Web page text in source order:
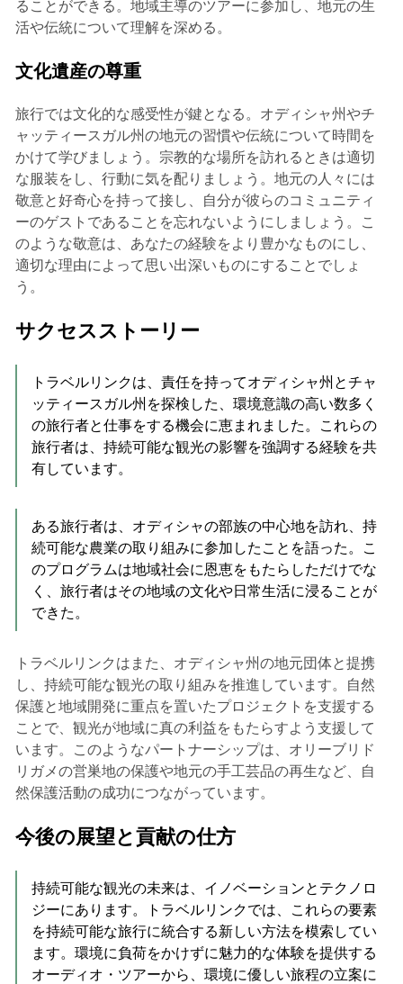
ることができる。地域主導のツアーに参加し、地元の生
活や伝統について理解を深める。
文化遺産の尊重
旅行では文化的な感受性が鍵となる。オディシャ州やチ
ャッティースガル州の地元の習慣や伝統について時間を
かけて学びましょう。宗教的な場所を訪れるときは適切
な服装をし、行動に気を配りましょう。地元の人々には
敬意と好奇心を持って接し、自分が彼らのコミュニティ
ーのゲストであることを忘れないようにしましょう。こ
のような敬意は、あなたの経験をより豊かなものにし、
適切な理由によって思い出深いものにすることでしょ
う。
サクセスストーリー
トラベルリンクは、責任を持ってオディシャ州とチャ
ッティースガル州を探検した、環境意識の高い数多く
の旅行者と仕事をする機会に恵まれました。これらの
旅行者は、持続可能な観光の影響を強調する経験を共
有しています。
ある旅行者は、オディシャの部族の中心地を訪れ、持
続可能な農業の取り組みに参加したことを語った。こ
のプログラムは地域社会に恩恵をもたらしただけでな
く、旅行者はその地域の文化や日常生活に浸ることが
できた。
トラベルリンクはまた、オディシャ州の地元団体と提携
し、持続可能な観光の取り組みを推進しています。自然
保護と地域開発に重点を置いたプロジェクトを支援する
ことで、観光が地域に真の利益をもたらすよう支援して
います。このようなパートナーシップは、オリーブリド
リガメの営巣地の保護や地元の手工芸品の再生など、自
然保護活動の成功につながっています。
今後の展望と貢献の仕方
持続可能な観光の未来は、イノベーションとテクノロ
ジーにあります。トラベルリンクでは、これらの要素
を持続可能な旅行に統合する新しい方法を模索してい
ます。環境に負荷をかけずに魅力的な体験を提供する
オーディオ・ツアーから、環境に優しい旅程の立案に